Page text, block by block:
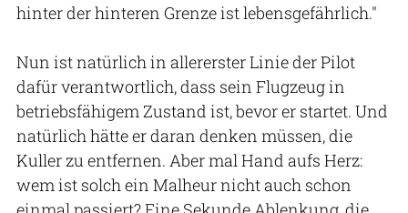
hinter der hinteren Grenze ist lebensgefährlich."
Nun ist natürlich in allererster Linie der Pilot
dafür verantwortlich, dass sein Flugzeug in
betriebsfähigem Zustand ist, bevor er startet. Und
natürlich hätte er daran denken müssen, die
Kuller zu entfernen. Aber mal Hand aufs Herz:
wem ist solch ein Malheur nicht auch schon